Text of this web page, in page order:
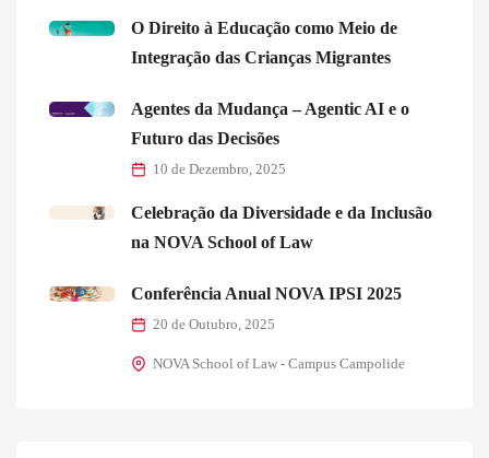
O Direito à Educação como Meio de
Integração das Crianças Migrantes
Agentes da Mudança – Agentic AI e o
Futuro das Decisões
10 de Dezembro, 2025
Celebração da Diversidade e da Inclusão
na NOVA School of Law
Conferência Anual NOVA IPSI 2025
20 de Outubro, 2025
NOVA School of Law - Campus Campolide